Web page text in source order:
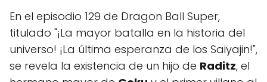
En el episodio 129 de Dragon Ball Super,
titulado "¡La mayor batalla en la historia del
universo! ¡La última esperanza de los Saiyajin!",
se revela la existencia de un hijo de Raditz, el